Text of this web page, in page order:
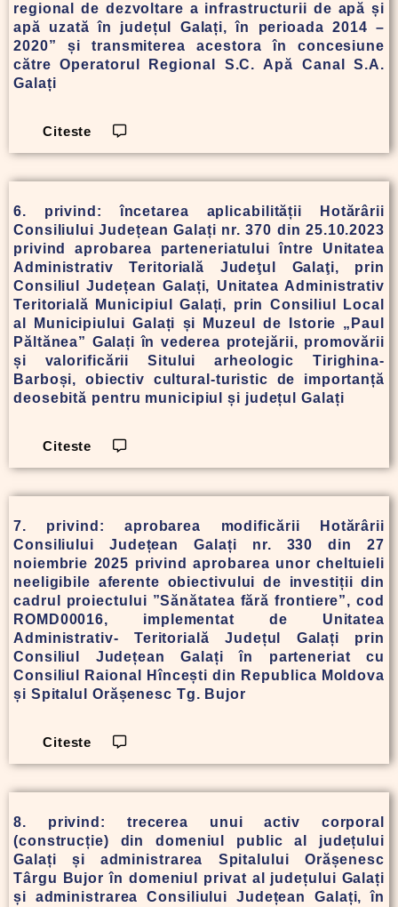
regional de dezvoltare a infrastructurii de apă și
apă uzată în județul Galați, în perioada 2014 –
2020” și transmiterea acestora în concesiune
către Operatorul Regional S.C. Apă Canal S.A.
Galați
Citeste
6. privind: încetarea aplicabilității Hotărârii
Consiliului Județean Galați nr. 370 din 25.10.2023
privind aprobarea parteneriatului între Unitatea
Administrativ Teritorială Judeţul Galaţi, prin
Consiliul Județean Galați, Unitatea Administrativ
Teritorială Municipiul Galați, prin Consiliul Local
al Municipiului Galați și Muzeul de Istorie „Paul
Păltănea” Galați în vederea protejării, promovării
și valorificării Sitului arheologic Tirighina-
Barboși, obiectiv cultural-turistic de importanță
deosebită pentru municipiul și județul Galați
Citeste
7. privind: aprobarea modificării Hotărârii
Consiliului Județean Galați nr. 330 din 27
noiembrie 2025 privind aprobarea unor cheltuieli
neeligibile aferente obiectivului de investiții din
cadrul proiectului ”Sănătatea fără frontiere”, cod
ROMD00016, implementat de Unitatea
Administrativ- Teritorială Județul Galați prin
Consiliul Județean Galați în parteneriat cu
Consiliul Raional Hîncești din Republica Moldova
și Spitalul Orășenesc Tg. Bujor
Citeste
8. privind: trecerea unui activ corporal
(construcție) din domeniul public al județului
Galați și administrarea Spitalului Orășenesc
Târgu Bujor în domeniul privat al județului Galați
și administrarea Consiliului Județean Galați, în